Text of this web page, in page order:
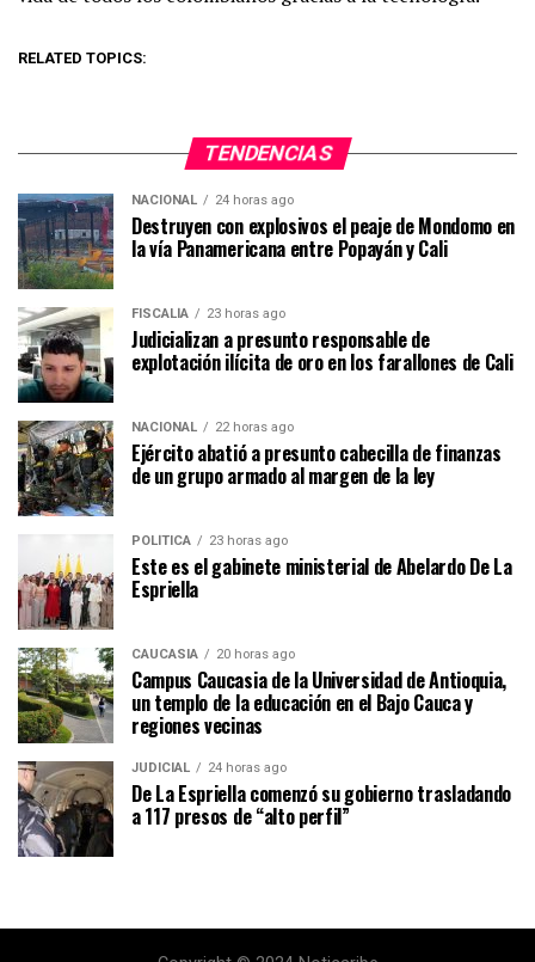
RELATED TOPICS:
TENDENCIAS
NACIONAL 24 horas ago
Destruyen con explosivos el peaje de Mondomo en
la vía Panamericana entre Popayán y Cali
FISCALÍA 23 horas ago
Judicializan a presunto responsable de
explotación ilícita de oro en los farallones de Cali
NACIONAL 22 horas ago
Ejército abatió a presunto cabecilla de finanzas
de un grupo armado al margen de la ley
POLÍTICA 23 horas ago
Este es el gabinete ministerial de Abelardo De La
Espriella
CAUCASIA 20 horas ago
Campus Caucasia de la Universidad de Antioquia,
un templo de la educación en el Bajo Cauca y
regiones vecinas
JUDICIAL 24 horas ago
De La Espriella comenzó su gobierno trasladando
a 117 presos de “alto perfil”